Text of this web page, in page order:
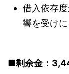
借入依存
響を受け
■剰余金：